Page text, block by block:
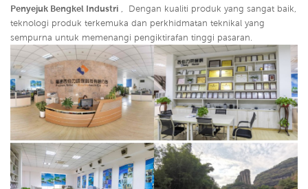
Penyejuk Bengkel Industri
Dengan kualiti produk yang sangat baik,
teknologi produk terkemuka dan perkhidmatan teknikal yang
sempurna untuk memenangi pengiktirafan tinggi pasaran.